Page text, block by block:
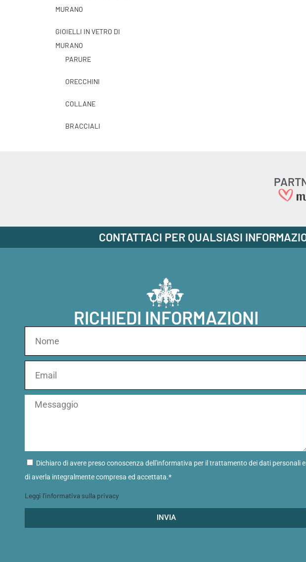
MURANO
GIOIELLI IN VETRO DI
MURANO
PARURE
ORECCHINI
COLLANE
BRACCIALI
CONTATTACI PER QUALSIASI
RICHIEDI INFORMAZIONI
Dichiaro di avere preso conoscenza dell'informativa per il trattamento dei dati personali e
di averla integralmente compresa ed accettata.*
Leggi l'informativa sulla privacy
INVIA